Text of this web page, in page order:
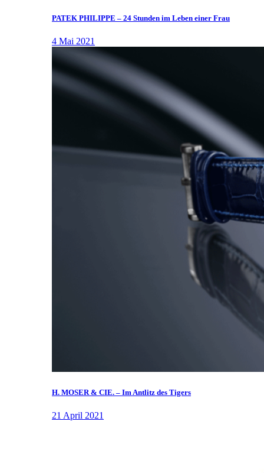
PATEK PHILIPPE – 24 Stunden im Leben einer Frau
4 Mai 2021
H. MOSER & CIE. – Im Antlitz des Tigers
21 April 2021